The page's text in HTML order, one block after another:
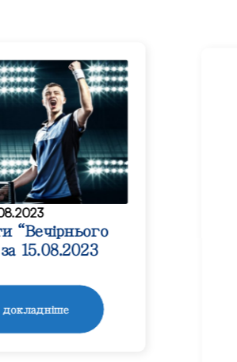
“Вечірнього
15.08.2023